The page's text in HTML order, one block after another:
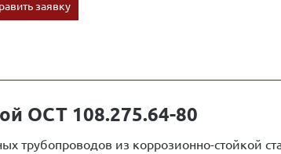
заявку
ОСТ 108.275.64-80
трубопроводов из коррозионно-стойкой